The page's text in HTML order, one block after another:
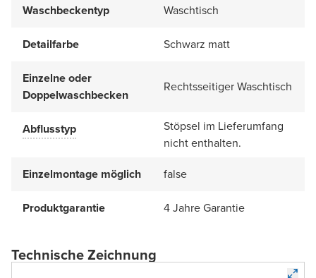
Waschbeckentyp Waschtisch
Detailfarbe Schwarz matt
Einzelne oder
Doppelwaschbecken
Rechtsseitiger Waschtisch
Abflusstyp
Stöpsel im Lieferumfang
nicht enthalten.
Einzelmontage möglich
false
Produktgarantie 4 Jahre Garantie
Technische Zeichnung